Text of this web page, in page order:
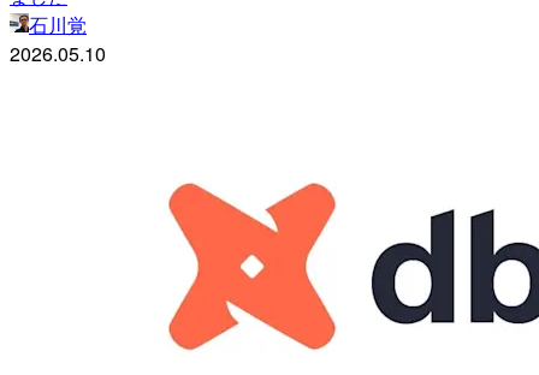
石川覚
2026.05.10